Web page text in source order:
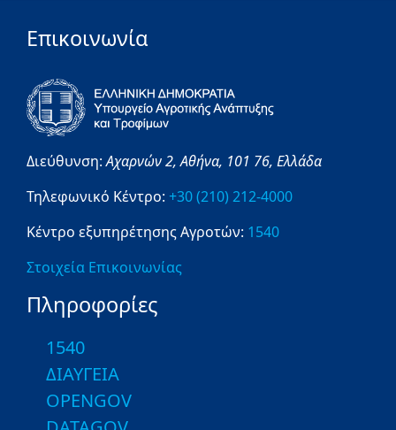
Επικοινωνία
Διεύθυνση:Αχαρνών 2,Αθήνα, 101 76, Ελλάδα
Τηλεφωνικό Κέντρο: +30 (210) 212-4000
Κέντρο εξυπηρέτησης Αγροτών: 1540
Στοιχεία Επικοινωνίας
Πληροφορίες
1540
ΔΙΑΥΓΕΙΑ
OPENGOV